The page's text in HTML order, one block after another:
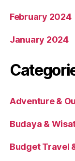
February 2024
January 2024
Adventure &
Budaya &
Budget Travel